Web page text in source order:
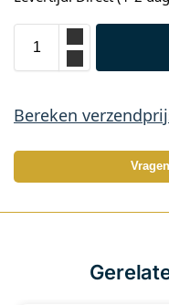
Bereken